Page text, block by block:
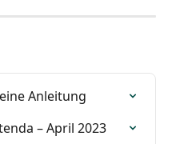
Anleitung
– April 2023